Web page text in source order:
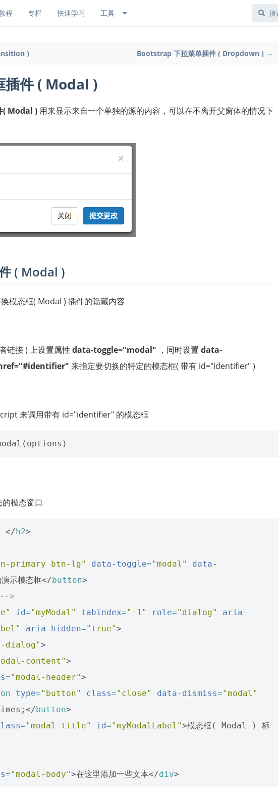
程 专栏 快速学习 工具
) Bootstrap 下拉菜单插件 ( Dropdown ) →
件 ( Modal )
( Modal ) 用来显示来自一个单独的源的内容，可以在不离开父窗体的情况下
( Modal )
模态框( Modal ) 插件的隐藏内容
链接 ) 上设置属性 data-toggle="modal" ，同时设置 data-
来指定要切换的特定的模态框( 带有 id="identifier" )
来调用带有 id="identifier" 的模态框
模态窗口
</h2>
primary btn-lg" data-toggle="modal"
data-
示模态框</button>
>
id="myModal" tabindex="-1" role="dialog"
aria-
aria-hidden="true">
dialog">
content">
="modal-header">
type="button" class="close" data-dismiss="modal"
</button>
="modal-title" id="myModalLabel">模态框( Modal ) 标
="modal-body">在这里添加一些文本</div>